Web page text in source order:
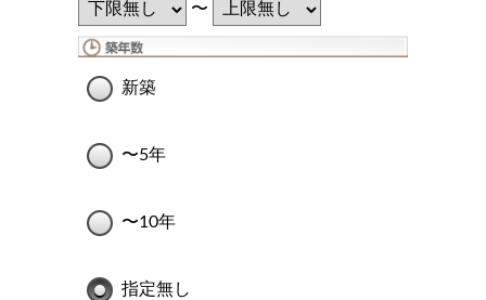
〜
新築
〜5年
〜10年
指定無し